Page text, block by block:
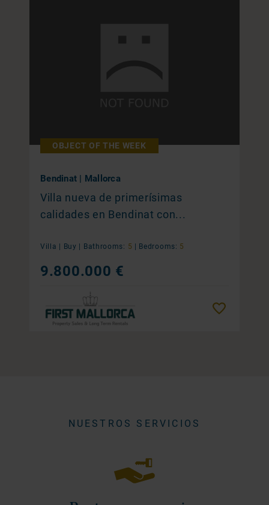
OBJECT OF THE WEEK
Bendinat | Mallorca
Villa nueva de primerísimas
calidades en Bendinat con...
Villa | Buy | Bathrooms: 5 | Bedrooms: 5
9.800.000 €
NUESTROS SERVICIOS